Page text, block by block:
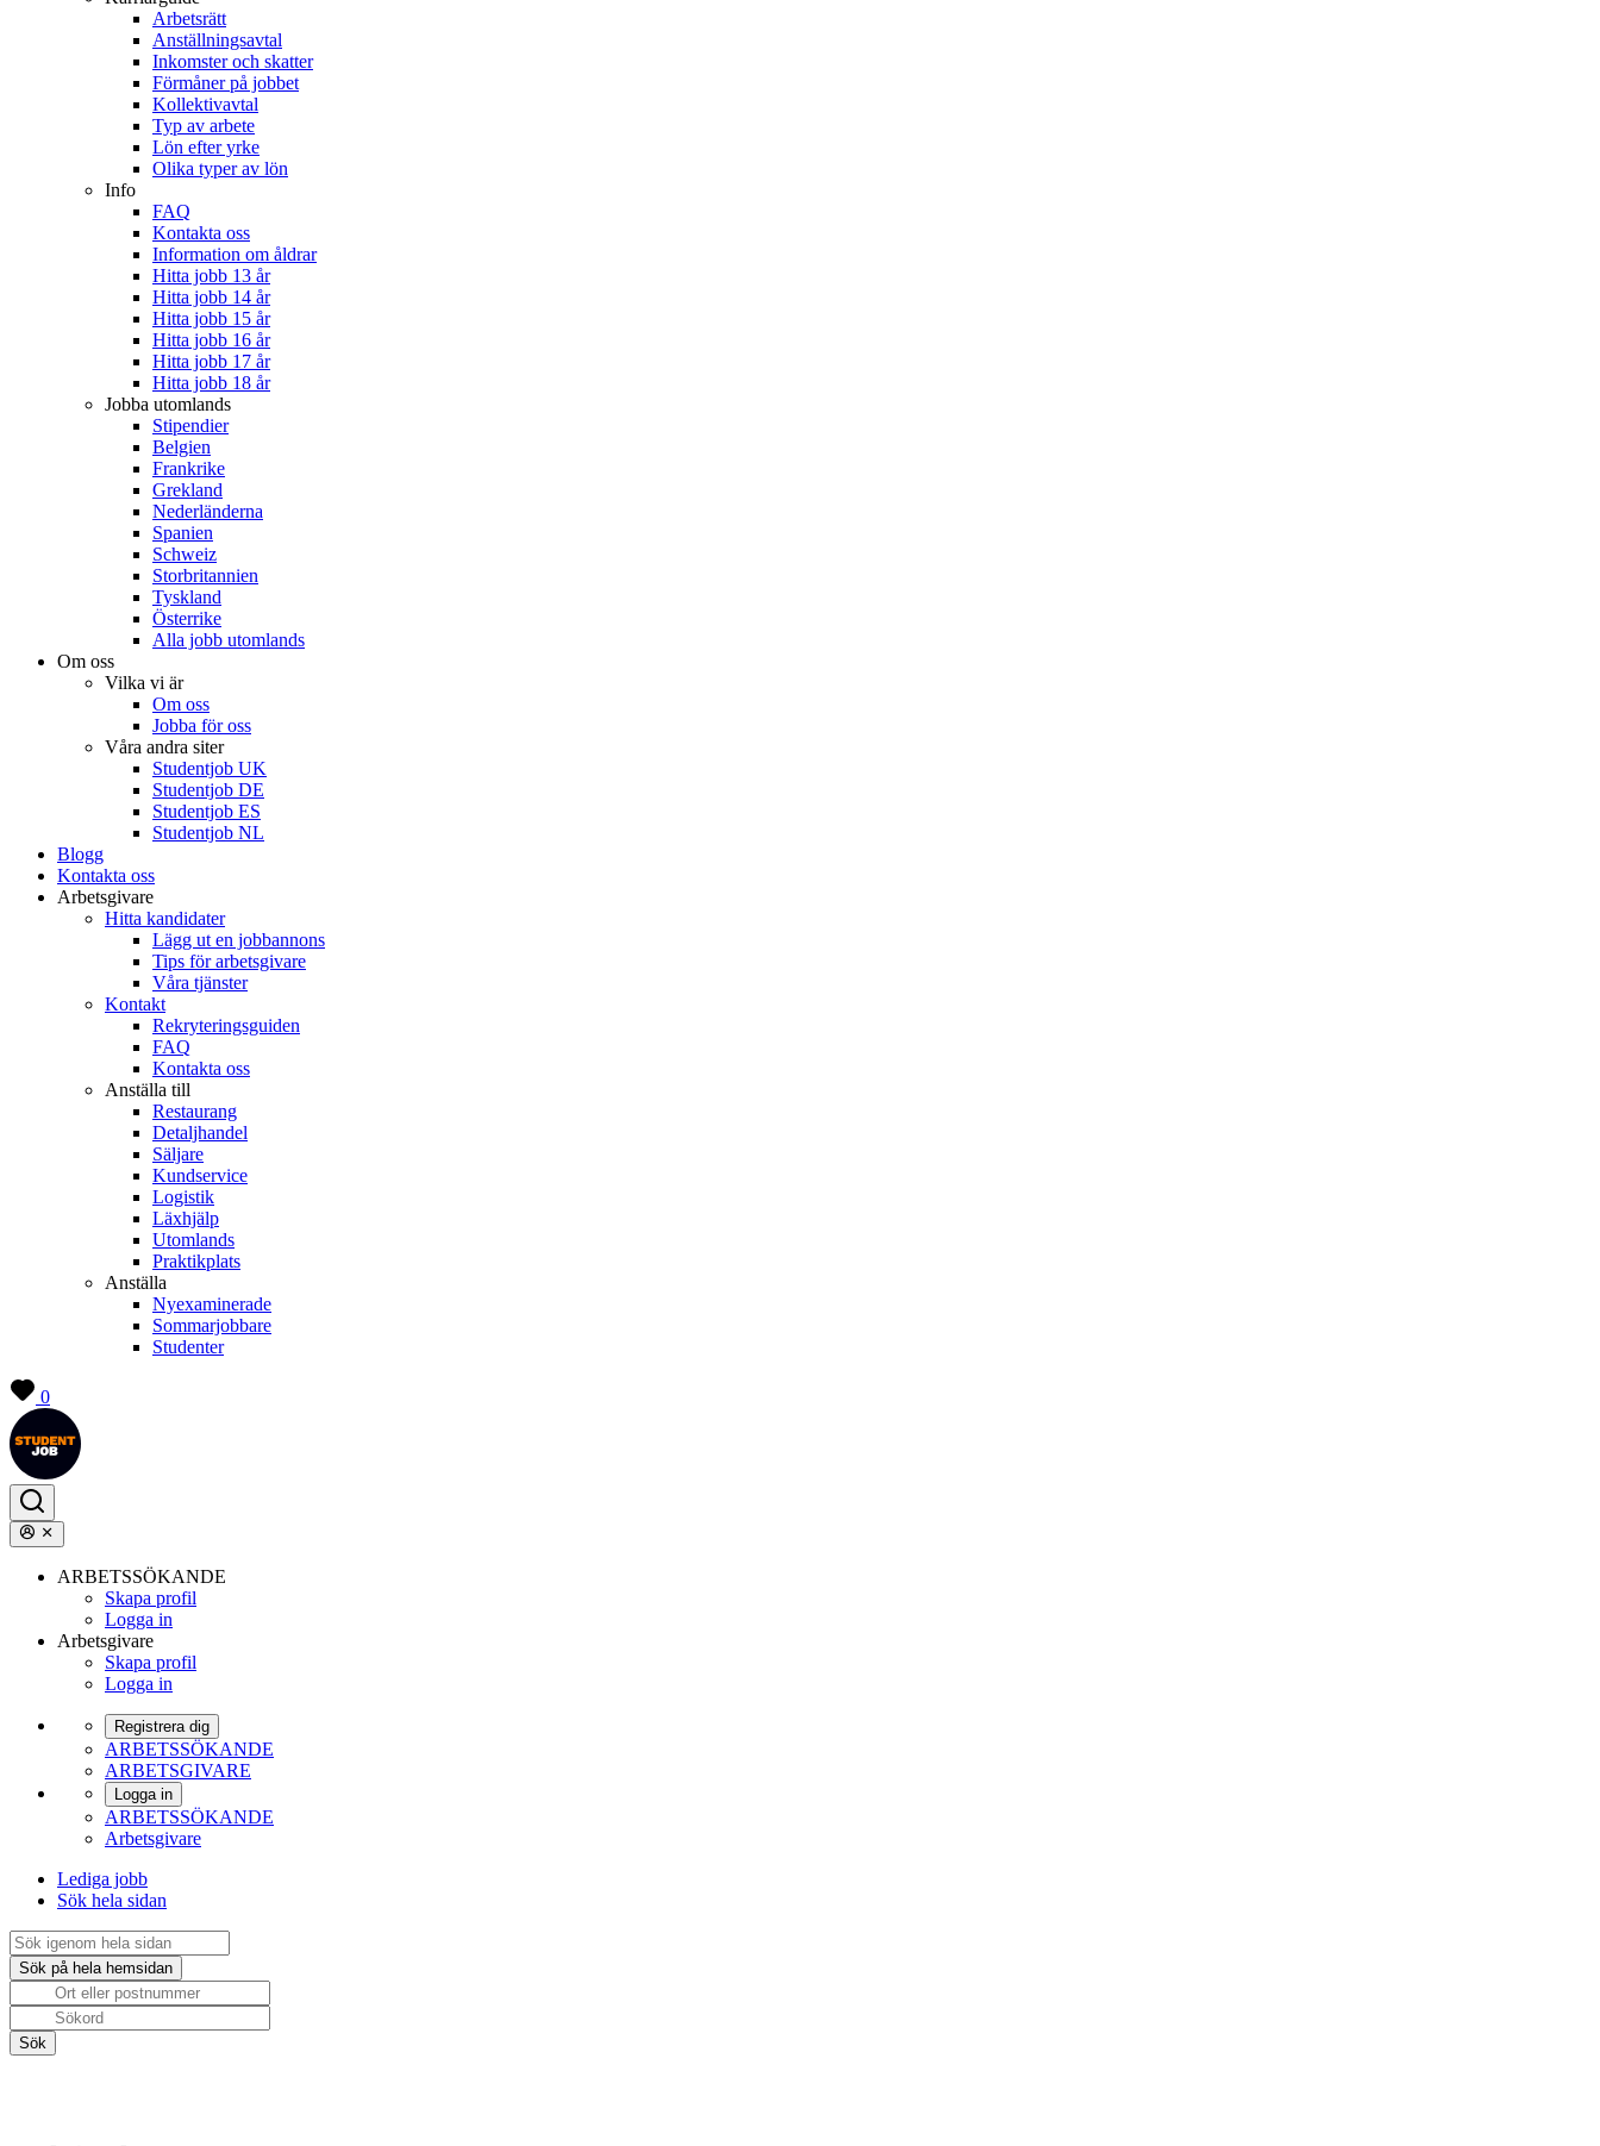
Arbetsrätt
Anställningsavtal
Inkomster och skatter
Förmåner på jobbet
Kollektivavtal
Typ av arbete
Lön efter yrke
Olika typer av lön
Info
FAQ
Kontakta oss
Information om åldrar
Hitta jobb 13 år
Hitta jobb 14 år
Hitta jobb 15 år
Hitta jobb 16 år
Hitta jobb 17 år
Hitta jobb 18 år
Jobba utomlands
Stipendier
Belgien
Frankrike
Grekland
Nederländerna
Spanien
Schweiz
Storbritannien
Tyskland
Österrike
Alla jobb utomlands
Om oss
Vilka vi är
Om oss
Jobba för oss
Våra andra siter
Studentjob UK
Studentjob DE
Studentjob ES
Studentjob NL
Blogg
Kontakta oss
Arbetsgivare
Hitta kandidater
Lägg ut en jobbannons
Tips för arbetsgivare
Våra tjänster
Kontakt
Rekryteringsguiden
FAQ
Kontakta oss
Anställa till
Restaurang
Detaljhandel
Säljare
Kundservice
Logistik
Läxhjälp
Utomlands
Praktikplats
Anställa
Nyexaminerade
Sommarjobbare
Studenter
0
ARBETSSÖKANDE
Skapa profil
Logga in
Arbetsgivare
Skapa profil
Logga in
Registrera dig
ARBETSSÖKANDE
ARBETSGIVARE
Logga in
ARBETSSÖKANDE
Arbetsgivare
Lediga jobb
Sök hela sidan